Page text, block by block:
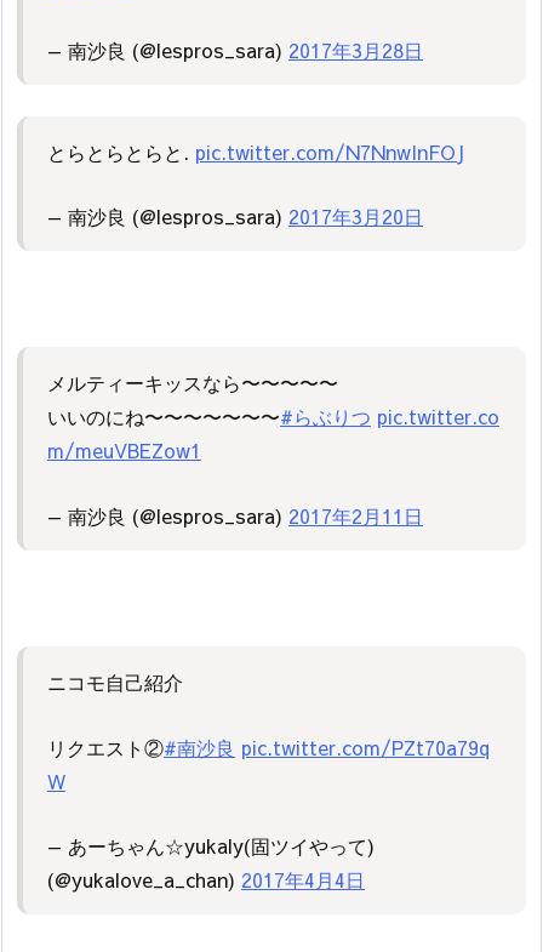
— 南沙良 (@lespros_sara) 2017年3月28日
とらとらとらと. pic.twitter.com/N7NnwInFOJ
— 南沙良 (@lespros_sara) 2017年3月20日
メルティーキッスなら〜〜〜〜〜
いいのにね〜〜〜〜〜〜〜#らぶりつ pic.twitter.co
m/meuVBEZow1
— 南沙良 (@lespros_sara) 2017年2月11日
ニコモ自己紹介
リクエスト②#南沙良 pic.twitter.com/PZt70a79q
W
— あーちゃん☆yukaly(固ツイやって)
(@yukalove_a_chan) 2017年4月4日